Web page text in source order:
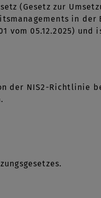
(Gesetz zur
in der
vom 05.12.2025) und
der NIS2-Richtlinie